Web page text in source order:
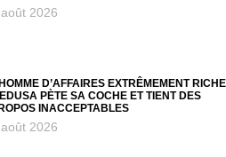
2026
D’AFFAIRES EXTRÊMEMENT RICHE
PÈTE SA COCHE ET TIENT DES
INACCEPTABLES
2026